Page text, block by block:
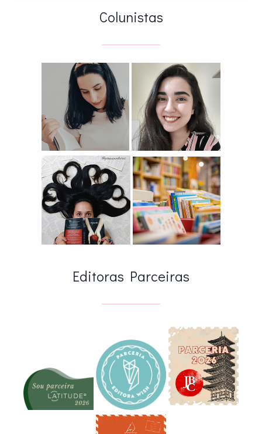
Colunistas
Editoras Parceiras